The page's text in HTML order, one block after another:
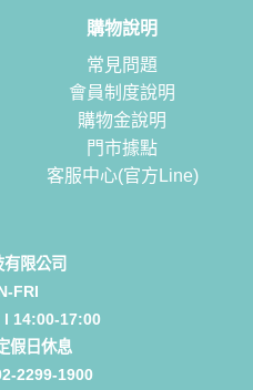
購物說明
常見問題
會員制度說明
購物金說明
門市據點
客服中心(官方Line)
有限公司
FRI
14:00-17:00
假日休息
2299-1900